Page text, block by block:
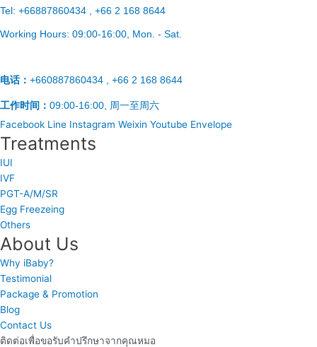
Tel: +66887860434 , +66 2 168 8644
Working Hours: 09:00-16:00 , Mon. - Sat.
电话： +660887860434 , +66 2 168 8644
工作时间： 09:00-16:00, 周一至周六
Facebook Line Instagram Weixin Youtube Envelope
Treatments
IUI
IVF
PGT-A/M/SR
Egg Freezeing
Others
About Us
Why iBaby?
Testimonial
Package & Promotion
Blog
Contact Us
ติดต่อเพื่อขอรับคำปรึกษาจากคุณหมอ